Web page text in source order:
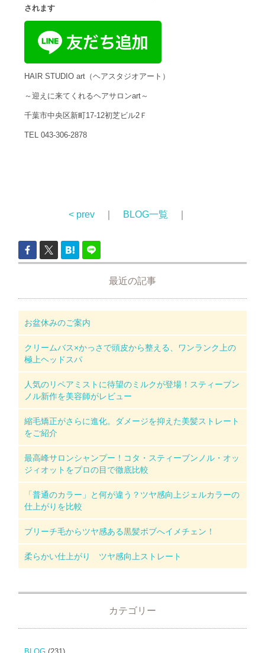
されます
HAIR STUDIO art（ヘアスタジオアート）
～迎えに来てくれるヘアサロンart～
千葉市中央区新町17-12初芝ビル2Ｆ
TEL 043-306-2878
< prev BLOG一覧
最近の記事
お盆休みのご案内
クリームバス×かっさで頭皮から整える、ワンランク上の
極上ヘッドスパ
人気のリペアミストに待望のミルクが登場！スティーブン
ノル新作を美容師がレビュー
縮毛矯正がさらに進化。ダメージを抑えた美髪ストレート
をご紹介
最高峰サロンシャンプー！コタ・スティーブンノル・オッ
ジィオットをプロの目で徹底比較
「普通のカラー」と何が違う？ツヤ感向上ジェルカラーの
仕上がりを比較
ブリーチ毛からツヤ感ある黒髪ボブへイメチェン！
柔らかい仕上がり ツヤ感向上ストレート
カテゴリー